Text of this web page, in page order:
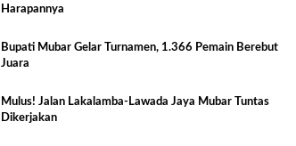
Harapannya
Bupati Mubar Gelar Turnamen, 1.366 Pemain Berebut
Juara
Mulus! Jalan Lakalamba-Lawada Jaya Mubar Tuntas
Dikerjakan